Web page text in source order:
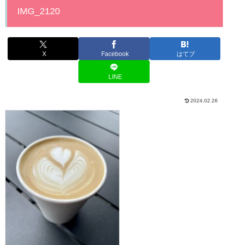
IMG_2120
X Facebook はてブ
LINE
2024.02.26